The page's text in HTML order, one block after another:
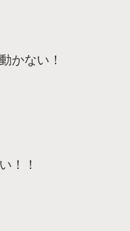
かない！
！！